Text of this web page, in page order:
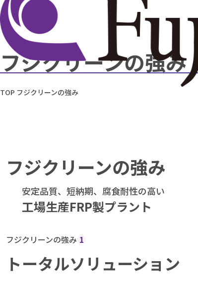
フジクリーンの強み
TOP フジクリーンの強み
フジクリーンの強み
安定品質、短納期、腐食耐性の高い
工場生産FRP製プラント
フジクリーンの強み 1
トータルソリューション